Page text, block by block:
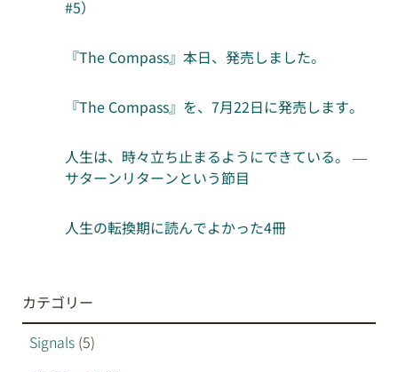
#5）
『The Compass』本日、発売しました。
『The Compass』を、7月22日に発売します。
人生は、時々立ち止まるようにできている。 —
サターンリターンという節目
人生の転換期に読んでよかった4冊
カテゴリー
Signals (5)